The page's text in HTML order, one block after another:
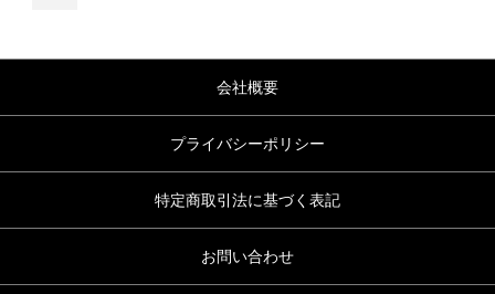
会社概要
プライバシーポリシー
特定商取引法に基づく表記
お問い合わせ